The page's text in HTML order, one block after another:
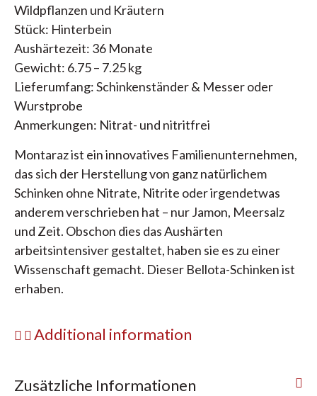
Wildpflanzen und Kräutern
Stück: Hinterbein
Aushärtezeit: 36 Monate
Gewicht: 6.75 – 7.25 kg
Lieferumfang: Schinkenständer & Messer oder
Wurstprobe
Anmerkungen: Nitrat- und nitritfrei
Montaraz ist ein innovatives Familienunternehmen,
das sich der Herstellung von ganz natürlichem
Schinken ohne Nitrate, Nitrite oder irgendetwas
anderem verschrieben hat – nur Jamon, Meersalz
und Zeit. Obschon dies das Aushärten
arbeitsintensiver gestaltet, haben sie es zu einer
Wissenschaft gemacht. Dieser Bellota-Schinken ist
erhaben.
Additional information
Zusätzliche Informationen